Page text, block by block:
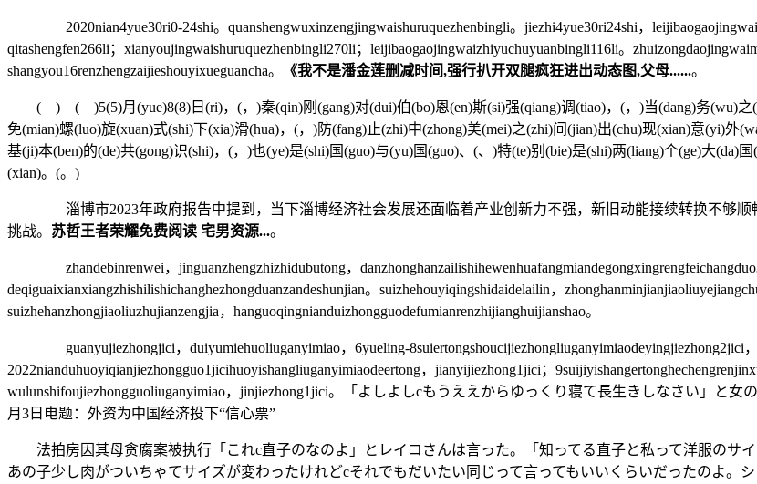
2020nian4yue30ri0-24shi。quanshengwuxinzengjingwaishuruquezhenbingli。jiezhi4yue30ri24shi，
qitashengfen266li；xianyoujingwaishuruquezhenbingli270li；leijibaogaojingwaizhiyuchuyuanbingli116li。
shangyou16renzhengzaijieshouyixueguancha。
《我不是潘金莲删减时间,强行扒开双腿疯狂进出动态图,父母......。
( ) ( )5(5)月(yue)8(8)日(ri)，(，)秦(qin)刚(gang)对(dui)伯(bo)恩(en)斯(si)强(qiang)调(tiao)，(，)当(dang)务(wu)之
免(mian)螺(luo)旋(xuan)式(shi)下(xia)滑(hua)，(，)防(fang)止(zhi)中(zhong)美(mei)之(zhi)间(jian)出(chu)现(xian)意(yi)外
基(ji)本(ben)的(de)共(gong)识(shi)，(，)也(ye)是(shi)国(guo)与(yu)国(guo)、(、)特(te)别(bie)是(shi)两(liang)个(ge)大(da)
(xian)。(。)
淄博市2023年政府报告中提到，当下淄博经济社会发展还面临着产业创新力不强，新旧动能接续转换不够顺
挑战。 苏哲王者荣耀免费阅读 宅男资源...。
zhandebinrenwei，jinguanzhengzhizhidubutong，danzhonghanzailishihewenhuafangmiandegongxingrengfeichangduo
deqiguaixianxiangzhishilishichanghezhongduanzandeshunjian。suizhehouyiqingshidaidelailin，
suizhehanzhongjiaoliuzhujianzengjia，hanguoqingnianduizhongguodefumianrenzhijianghuijianshao。
guanyujiezhongjici，duiyumiehuoliuganyimiao，6yueling-8suiertongshoucijiezhongliuganyimiaodeyingjiezhong2jici，
2022nianduhuoyiqianjiezhongguo1jicihuoyishangliuganyimiaodeertong，jianyijiezhong1jici；
wulunshifoujiezhongguoliuganyimiao，jinjiezhong1jici。「よしよしcもうええからゆっくり寝て長生きしなさい」と
月3日电题：外资为中国经济投下“信心票”
法拍房因其母贪腐案被执行「これc直子のなのよ」とレイコさんは言った。「知ってる直子と私って洋服のサ
あの子少し肉がついちゃてサイズが変わったけれどcそれでもだいたい同じって言ってもいいくらいだったのよ。